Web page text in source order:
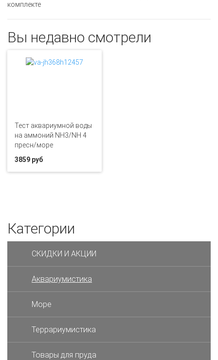
комплекте
Вы недавно смотрели
Тест аквариумной воды
на аммоний NH3/NH 4
пресн/море
3859 руб
Категории
СКИДКИ И АКЦИИ
Аквариумистика
Море
Террариумистика
Товары для пруда